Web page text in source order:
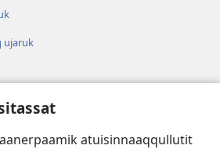
atuisinnaaqqullutit
ujaruk